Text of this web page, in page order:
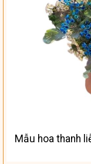
Mẫu hoa thanh